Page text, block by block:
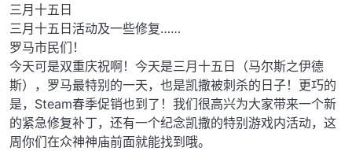
三月十五日
三月十五日活动及一些修复……
罗马市民们！
今天可是双重庆祝啊！今天是三月十五日（马尔斯之伊德
斯），罗马最特别的一天，也是凯撒被刺杀的日子！更巧的
是，Steam春季促销也到了！我们很高兴为大家带来一个新
的紧急修复补丁，还有一个纪念凯撒的特别游戏内活动，这
周你们在众神神庙前面就能找到哦。